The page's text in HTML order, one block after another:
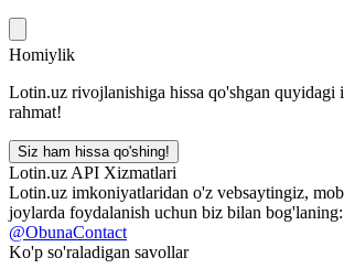
Homiylik
Lotin.uz rivojlanishiga hissa qo'shgan quyidagi
rahmat!
Siz ham hissa qo'shing!
Lotin.uz API Xizmatlari
Lotin.uz imkoniyatlaridan o'z vebsaytingiz,
joylarda foydalanish uchun biz bilan bog'laning:
@ObunaContact
Ko'p so'raladigan savollar